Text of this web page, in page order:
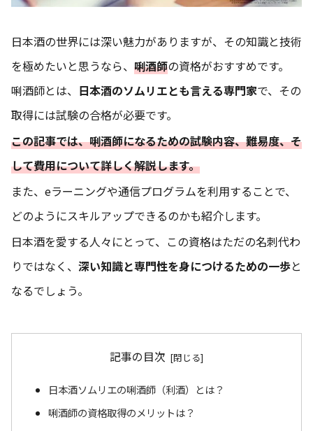
日本酒の世界には深い魅力がありますが、その知識と技術
を極めたいと思うなら、 唎酒師の資格がおすすめです。
唎酒師とは、 日本酒のソムリエとも言える専門家で、その
取得には試験の合格が必要です。
この記事では、唎酒師になるための試験内容、難易度、そ
して費用について詳しく解説します。
また、eラーニングや通信プログラムを利用することで、
どのようにスキルアップできるのかも紹介します。
日本酒を愛する人々にとって、この資格はただの名刺代わ
りではなく、 深い知識と専門性を身につけるための一歩と
なるでしょう。
記事の目次
日本酒ソムリエの唎酒師（利酒）とは？
唎酒師の資格取得のメリットは？